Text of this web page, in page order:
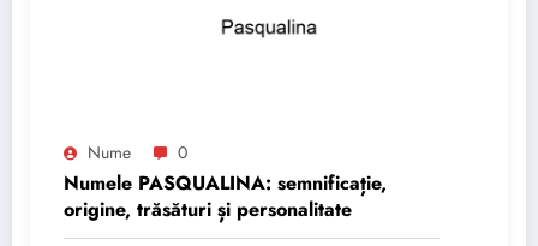
Nume 0
Numele PASQUALINA: semnificație,
origine, trăsături și personalitate